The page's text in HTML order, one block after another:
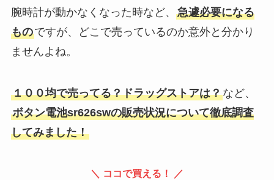
ソー・セリアの取り扱いも調べて
みた！
り寄せを調査！
の通販はどこで買える？
腕時計が動かなくなった時など、 急遽必要になる
ものですが、どこで売っているのか意外と分かり
ませんよね。
１００均で売ってる？ドラッグストアは？など、
ボタン電池sr626swの販売状況について徹底調査
してみました！
＼ ココで買える！ ／